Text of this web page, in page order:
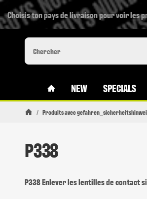
Choisis ton pays de livraison pour voir
#CUSTOM.LINKHOME#
NEW SPECIALS
/ Produits avec
P338
P338 Enlever les lentilles de contact